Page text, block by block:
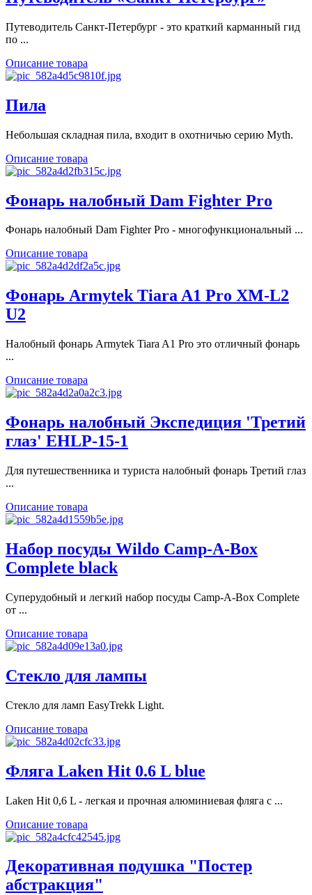
Путеводитель Санкт-Петербург - это краткий карманный гид
по ...
Описание товара
Пила
Небольшая складная пила, входит в охотничью серию Myth.
Описание товара
Фонарь налобный Dam Fighter Pro
Фонарь налобный Dam Fighter Pro - многофункциональный ...
Описание товара
Фонарь Armytek Tiara A1 Pro XM-L2
U2
Налобный фонарь Armytek Tiara A1 Pro это отличный фонарь
...
Описание товара
Фонарь налобный Экспедиция 'Третий
глаз' EHLP-15-1
Для путешественника и туриста налобный фонарь Третий глаз
...
Описание товара
Набор посуды Wildo Camp-A-Box
Complete black
Суперудобный и легкий набор посуды Camp-A-Box Complete
от ...
Описание товара
Стекло для лампы
Cтекло для ламп EasyTrekk Light.
Описание товара
Фляга Laken Hit 0.6 L blue
Laken Hit 0,6 L - легкая и прочная алюминиевая фляга с ...
Описание товара
Декоративная подушка "Постер
абстракция"